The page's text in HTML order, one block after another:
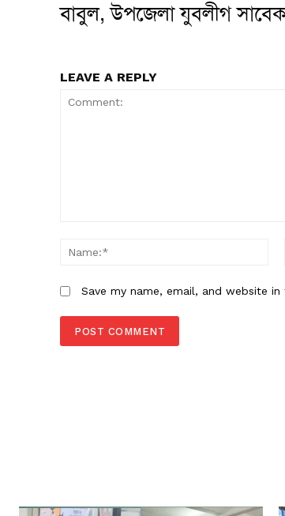
বাবুল, উপজেলা যুবলীগ
LEAVE A REPLY
Save my name, email, and website